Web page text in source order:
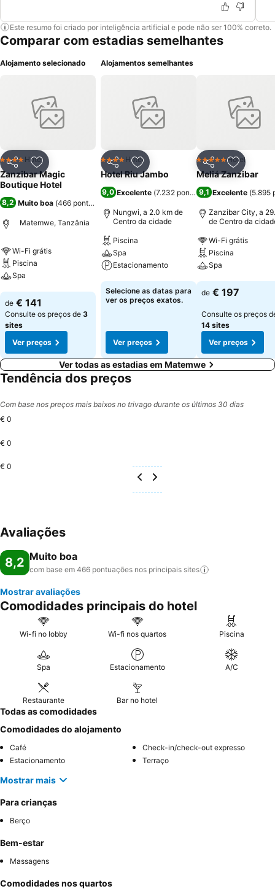
Este resumo foi criado por inteligência artificial e pode não ser 100% correto.
Comparar com estadias semelhantes
Alojamento selecionado
PartilharAdicionar aos favoritos
4 EstrelasHotel
Zanzibar Magic
Boutique Hotel
8,2 Muito boa (466 pontuações
Matemwe, Tanzânia
Wi-Fi grátis
Piscina
Spa
Ver preços
de € 141
Consulte os preços de 3
sites
Ver preços
Alojamentos semelhantes
PartilharAdicionar aos favoritos
4 EstrelasHotel
Hotel Riu Jambo
9,0 Excelente (7.232 pontuações)
Nungwi, a 2.0 km de
Centro da cidade
Piscina
Spa
Estacionamento
Ver preços
Selecione as datas para
ver os preços exatos.
Ver preços
Partilhar
5 EstrelasHotel
Meliá Zanzibar
9,1 Excelente (5.895
Zanzibar City, a
de Centro da
Wi-Fi grátis
Piscina
Spa
Ver preços
de € 197
Consulte os preços
14 sites
Ver preços
Ver todas as estadias em Matemwe
Tendência dos preços
Com base nos preços mais baixos no trivago durante os últimos 30 dias
€ 0
€ 0
€ 0
Avaliações
8,2 Muito boa
com base em 466 pontuações nos principais sites
Mostrar avaliações
Comodidades principais do hotel
Wi-fi no lobby Wi-fi nos quartos Piscina
Spa Estacionamento A/C
Restaurante Bar no hotel
Todas as comodidades
Comodidades do alojamento
Café
Check-in/check-out expresso
Estacionamento
Terraço
Mostrar mais
Para crianças
Berço
Bem-estar
Massagens
Comodidades nos quartos